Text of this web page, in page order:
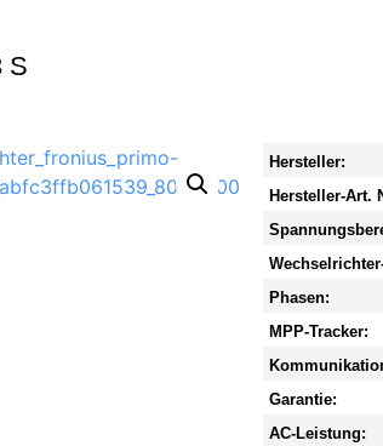
S
Hersteller:
Hersteller-Art.
Phasen:
MPP-Tracker:
Garantie:
AC-Leistung: